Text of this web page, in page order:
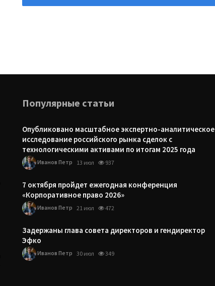
Популярные статьи
Опубликовано масштабное экспертно-аналитическое
исследование российского рынка сделок с
технологическими активами по итогам 2025 года
Иванов Петр 13 июл 937
7 октября пройдет ежегодная конференция
«Корпоративное право 2026»
Иванов Петр 21 июл 472
Задержаны глава совета директоров и гендиректор
Эфко
Иванов Петр 30 июл 349